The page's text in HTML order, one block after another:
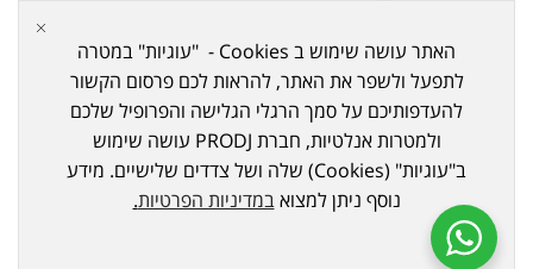
ביתן
21)
כל הזכויות שמורות ל © 2023
האתר עושה שימוש ב Cookies - "עוגיות" במטרה
לתפעל ולשפר את האתר, להראות לכם פרסום הקשור
להעדפותיכם על סמך הרגלי הגלישה והפרופיל שלכם
ולמטרות אנלטיות, חברת PRODJ עושה שימוש
ב"עוגיות" (Cookies) שלה ושל צדדים שלישיים. מידע
נוסף ניתן למצואבמדיניות הפרטיות.